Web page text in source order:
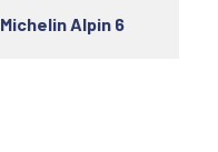
Michelin Alpin 6